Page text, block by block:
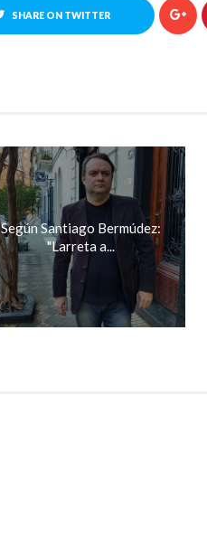
SHARE ON TWITTER
Según Santiago Bermúdez:
"Larreta a...